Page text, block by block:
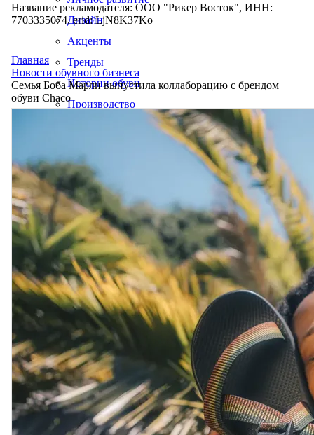
Дизайн
Акценты
Тренды
Истории обуви
Производство
Название рекламодателя: ООО "Рикер Восток", ИНН:
7703335074, erid: LjN8K37Ko
Главная
Новости обувного бизнеса
Семья Боба Марли выпустила коллаборацию с брендом
обуви Chaco